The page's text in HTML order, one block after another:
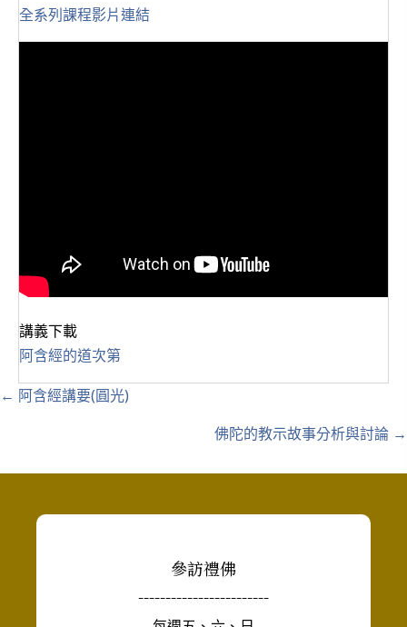
全系列課程影片連結
講義下載
阿含經的道次第
Posts
← 阿含經講要(圓光)
佛陀的教示故事分析與討論 →
參訪禮佛
------------------------